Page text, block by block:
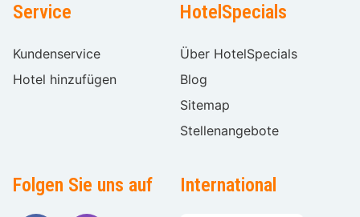
Service
Kundenservice
Hotel hinzufügen
HotelSpecials
Über HotelSpecials
Blog
Sitemap
Stellenangebote
Folgen Sie uns auf International